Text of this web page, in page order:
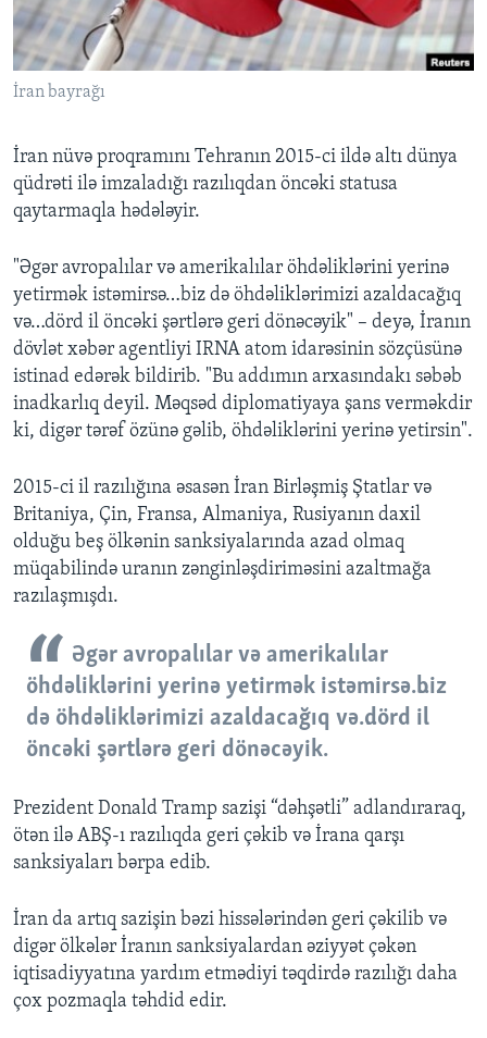
BIZI IZLƏYIN
Dillər
İran bayrağı
İran nüvə proqramını Tehranın 2015-ci ildə altı dünya
qüdrəti ilə imzaladığı razılıqdan öncəki statusa
qaytarmaqla hədələyir.
"Əgər avropalılar və amerikalılar öhdəliklərini yerinə
yetirmək istəmirsə…biz də öhdəliklərimizi azaldacağıq
və…dörd il öncəki şərtlərə geri dönəcəyik" – deyə, İranın
dövlət xəbər agentliyi IRNA atom idarəsinin sözçüsünə
istinad edərək bildirib. "Bu addımın arxasındakı səbəb
inadkarlıq deyil. Məqsəd diplomatiyaya şans verməkdir
ki, digər tərəf özünə gəlib, öhdəliklərini yerinə yetirsin".
2015-ci il razılığına əsasən İran Birləşmiş Ştatlar və
Britaniya, Çin, Fransa, Almaniya, Rusiyanın daxil
olduğu beş ölkənin sanksiyalarında azad olmaq
müqabilində uranın zənginləşdiriməsini azaltmağa
razılaşmışdı.
Əgər avropalılar və amerikalılar
öhdəliklərini yerinə yetirmək istəmirsə…biz
də öhdəliklərimizi azaldacağıq və…dörd il
öncəki şərtlərə geri dönəcəyik.
Prezident Donald Tramp sazişi “dəhşətli” adlandıraraq,
ötən ilə ABŞ-ı razılıqda geri çəkib və İrana qarşı
sanksiyaları bərpa edib.
İran da artıq sazişin bəzi hissələrindən geri çəkilib və
digər ölkələr İranın sanksiyalardan əziyyət çəkən
iqtisadiyyatına yardım etmədiyi təqdirdə razılığı daha
çox pozmaqla təhdid edir.